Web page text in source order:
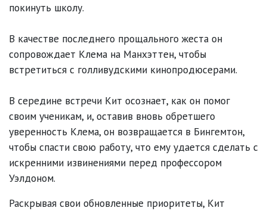
покинуть школу.
В качестве последнего прощального жеста он
сопровождает Клема на Манхэттен, чтобы
встретиться с голливудскими кинопродюсерами.
В середине встречи Кит осознает, как он помог
своим ученикам, и, оставив вновь обретшего
уверенность Клема, он возвращается в Бингемтон,
чтобы спасти свою работу, что ему удается сделать с
искренними извинениями перед профессором
Уэлдоном.
Раскрывая свои обновленные приоритеты, Кит